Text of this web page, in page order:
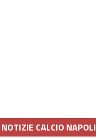
NOTIZIE CALCIO NAPOLI